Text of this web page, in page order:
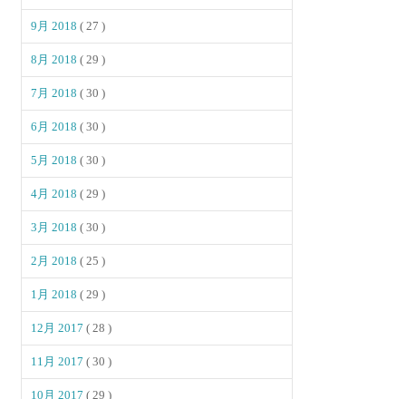
9月 2018( 27 )
8月 2018( 29 )
7月 2018( 30 )
6月 2018( 30 )
5月 2018( 30 )
4月 2018( 29 )
3月 2018( 30 )
2月 2018( 25 )
1月 2018( 29 )
12月 2017( 28 )
11月 2017( 30 )
10月 2017( 29 )